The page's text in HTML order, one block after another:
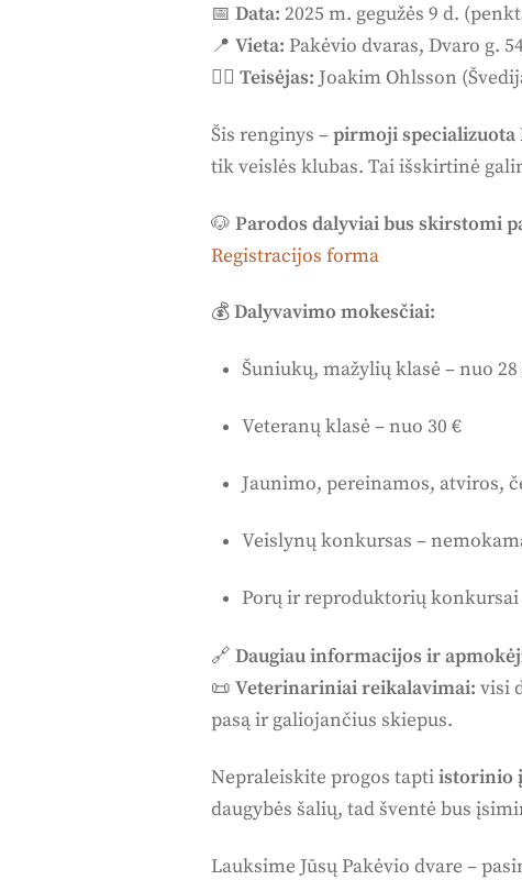
📅 Data: 2025 m. gegužės 9 d.
📍 Vieta: Pakėvio dvaras, Dvaro g.
👨‍⚖️ Teisėjas: Joakim Ohlsson
Šis renginys –pirmoji specializuota
tik veislės klubas. Tai išskirtinė
🐶 Parodos dalyviai bus skirstomi
Registracijos forma
💰Dalyvavimo mokesčiai:
Šuniukų, mažylių klasė – nuo 28
Veteranų klasė – nuo 30 €
Jaunimo, pereinamos, atviros,
Veislynų konkursas –
Porų ir reproduktorių konkursai
🔗 Daugiau informacijos ir
📜 Veterinariniai reikalavimai: visi
pasą ir galiojančius skiepus.
Nepraleiskite progos taptiistorinio
daugybės šalių, tad šventė bus
Lauksime Jūsų Pakėvio dvare –